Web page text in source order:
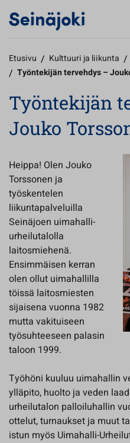
Etusivu / Kulttuuri ja liikunta /
/ Työntekijän tervehdys –
Työntekijän
Jouko
Heippa! Olen Jouko
Torssonen ja
työskentelen
liikuntapalveluilla
Seinäjoen uimahalli-
urheilutalolla
laitosmiehenä.
Ensimmäisen kerran
olen ollut uimahallilla
töissä laitosmiesten
sijaisena vuonna 1982
mutta vakituiseen
työsuhteeseen palasin
taloon 1999.
Työhöni kuuluu uimahallin
ylläpito, huolto ja veden
urheilutalon palloiluhallin
ottelut, turnaukset ja muut
istun myös Uimahalli-